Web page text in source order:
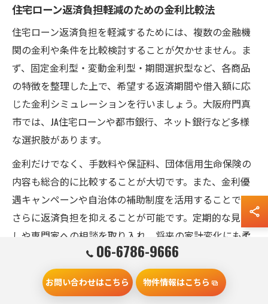
住宅ローン返済負担軽減のための金利比較法
住宅ローン返済負担を軽減するためには、複数の金融機
関の金利や条件を比較検討することが欠かせません。ま
ず、固定金利型・変動金利型・期間選択型など、各商品
の特徴を整理した上で、希望する返済期間や借入額に応
じた金利シミュレーションを行いましょう。大阪府門真
市では、JA住宅ローンや都市銀行、ネット銀行など多様
な選択肢があります。
金利だけでなく、手数料や保証料、団体信用生命保険の
内容も総合的に比較することが大切です。また、金利優
遇キャンペーンや自治体の補助制度を活用することで、
さらに返済負担を抑えることが可能です。定期的な見直
しや専門家への相談を取り入れ、将来の家計変化にも柔
軟に対応できる賢い計画を立てましょう。
06-6786-9666
お問い合わせはこちら 物件情報はこちら